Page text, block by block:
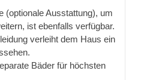
(optionale Ausstattung), um
ist ebenfalls verfügbar.
verleiht dem Haus ein
Bäder für höchsten